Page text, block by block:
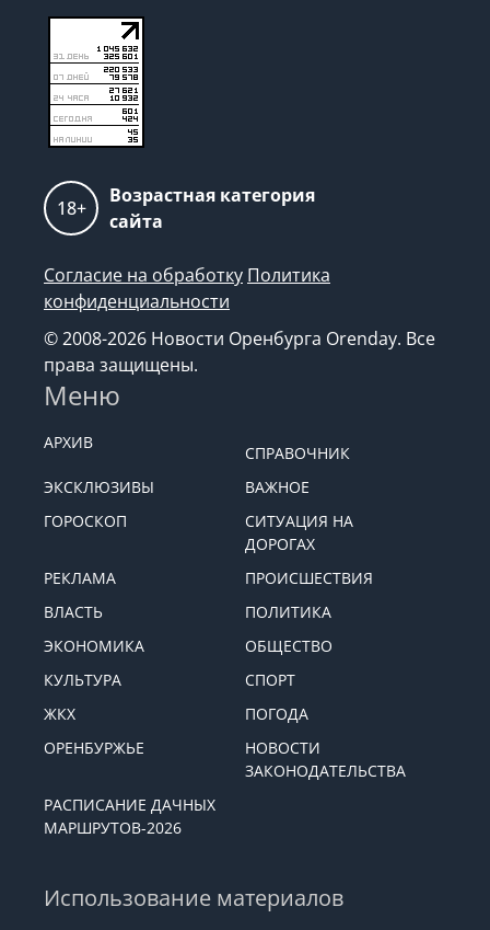
18+
Возрастная категория
сайта
Согласие на обработку Политика
конфиденциальности
© 2008-2026 Новости Оренбурга Orenday. Все
права защищены.
Меню
АРХИВ
СПРАВОЧНИК
ЭКСКЛЮЗИВЫ
ВАЖНОЕ
ГОРОСКОП
СИТУАЦИЯ НА
ДОРОГАХ
РЕКЛАМА
ПРОИСШЕСТВИЯ
ВЛАСТЬ
ПОЛИТИКА
ЭКОНОМИКА
ОБЩЕСТВО
КУЛЬТУРА
СПОРТ
ЖКХ
ПОГОДА
ОРЕНБУРЖЬЕ
НОВОСТИ
ЗАКОНОДАТЕЛЬСТВА
РАСПИСАНИЕ ДАЧНЫХ
МАРШРУТОВ-2026
Использование материалов